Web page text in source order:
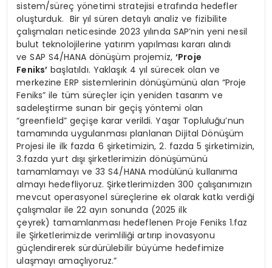
sistem/süreç yönetimi stratejisi etrafında hedefler
oluşturduk. Bir yıl süren detaylı analiz ve fizibilite
çalışmaları neticesinde 2023 yılında SAP’nin yeni nesil
bulut teknolojilerine yatırım yapılması kararı alındı
ve SAP S4/HANA dönüşüm projemiz, ‘Proje
Feniks’ başlatıldı. Yaklaşık 4 yıl sürecek olan ve
merkezine ERP sistemlerinin dönüşümünü alan “Proje
Feniks” ile tüm süreçler için yeniden tasarım ve
sadeleştirme sunan bir geçiş yöntemi olan
“greenfield” geçişe karar verildi. Yaşar Topluluğu’nun
tamamında uygulanması planlanan Dijital Dönüşüm
Projesi ile ilk fazda 6 şirketimizin, 2. fazda 5 şirketimizin,
3.fazda yurt dışı şirketlerimizin dönüşümünü
tamamlamayı ve 33 S4/HANA modülünü kullanıma
almayı hedefliyoruz. Şirketlerimizden 300 çalışanımızın
mevcut operasyonel süreçlerine ek olarak katkı verdiği
çalışmalar ile 22 ayın sonunda (2025 ilk
çeyrek) tamamlanması hedeflenen Proje Feniks 1.faz
ile Şirketlerimizde verimliliği artırıp inovasyonu
güçlendirerek sürdürülebilir büyüme hedefimize
ulaşmayı amaçlıyoruz.”